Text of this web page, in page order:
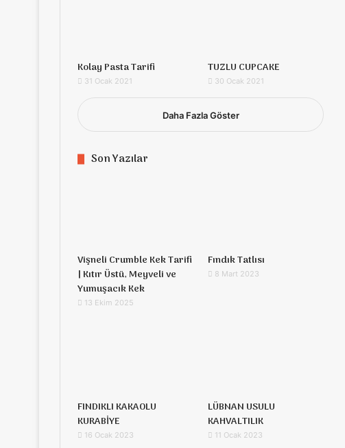
Kolay Pasta Tarifi
31 Ocak 2021
TUZLU CUPCAKE
30 Ocak 2021
Daha Fazla Göster
Son Yazılar
Vişneli Crumble Kek Tarifi
| Kıtır Üstü, Meyveli ve
Yumuşacık Kek
13 Ekim 2025
Fındık Tatlısı
8 Mart 2023
FINDIKLI KAKAOLU
KURABİYE
16 Ocak 2023
LÜBNAN USULU
KAHVALTILIK
11 Ocak 2023